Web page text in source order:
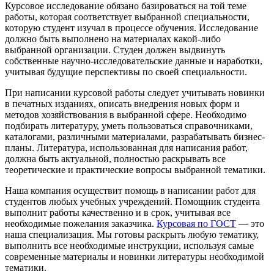
Курсовое исследование обязано базироваться на той теме
работы, которая соответствует выбранной специальности,
которую студент изучал в процессе обучения. Исследование
должно быть выполнено на материалах какой-либо
выбранной организации. Студен должен выдвинуть
собственные научно-исследовательские данные и наработки,
учитывая будущие перспективы по своей специальности.
При написании курсовой работы следует учитывать новинки
в печатных изданиях, описать внедрения новых форм и
методов хозяйствования в выбранной сфере. Необходимо
подбирать литературу, уметь пользоваться справочниками,
каталогами, различными материалами, разрабатывать бизнес-
планы. Литература, использованная для написания работ,
должна быть актуальной, полностью раскрывать все
теоретические и практические вопросы выбранной тематики.
Наша компания осуществит помощь в написании работ для
студентов любых учебных учреждений. Помощник студента
выполнит работы качественно и в срок, учитывая все
необходимые пожелания заказчика. Курсовая по ГОСТ — это
наша специализация. Мы готовы раскрыть любую тематику,
выполнить все необходимые инструкции, используя самые
современные материалы и новинки литературы необходимой
тематики.